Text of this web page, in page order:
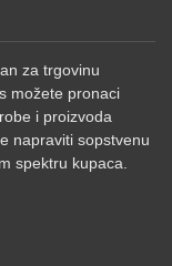
za trgovinu
možete pronaci
i proizvoda
napraviti sopstvenu
spektru kupaca.